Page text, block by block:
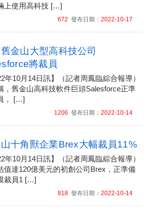
上使用高科技 […]
672 發布日期： 2022-10-17
金山大型高科技公司
將裁員
年10月14日訊】（記者周鳳臨綜合報導）
，舊金山高科技軟件巨頭Salesforce正準
， […]
1206 發布日期： 2022-10-14
十角獸企業Brex大幅裁員11%
年10月14日訊】（記者周鳳臨綜合報導）
值達120億美元的初創公司Brex，正準備
裁員1 […]
818發布日期： 2022-10-14